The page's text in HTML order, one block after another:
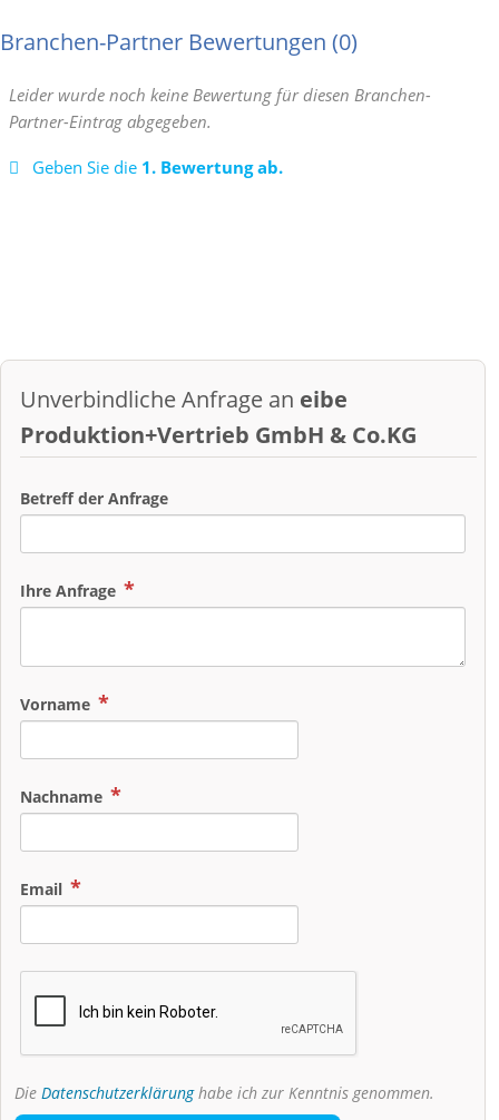
Branchen-Partner Bewertungen 0
Leider wurde noch keine Bewertung für diesen Branchen-
Partner-Eintrag abgegeben.
Geben Sie die 1. Bewertung ab.
Unverbindliche Anfrage an eibe
Produktion+Vertrieb GmbH & Co.KG
Betreff der Anfrage
Ihre Anfrage
Vorname
Nachname
Email
Die Datenschutzerklärunghabe ich zur Kenntnis genommen.